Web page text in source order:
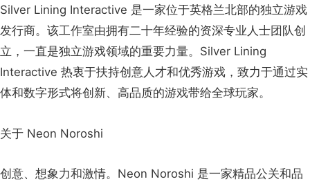
Silver Lining Interactive 是一家位于英格兰北部的独立游戏
发行商。该工作室由拥有二十年经验的资深专业人士团队创
立，一直是独立游戏领域的重要力量。Silver Lining
Interactive 热衷于扶持创意人才和优秀游戏，致力于通过实
体和数字形式将创新、高品质的游戏带给全球玩家。
关于 Neon Noroshi
创意、想象力和激情。Neon Noroshi 是一家精品公关和品